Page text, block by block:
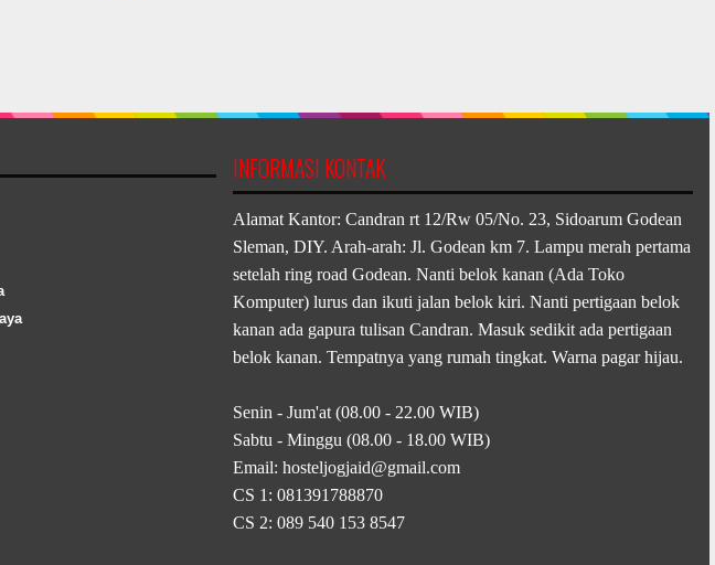
INFORMASI KONTAK
Alamat Kantor: Candran rt 12/Rw 05/No. 23, Sidoarum Godean
Sleman, DIY. Arah-arah: Jl. Godean km 7. Lampu merah pertama
setelah ring road Godean. Nanti belok kanan (Ada Toko
Komputer) lurus dan ikuti jalan belok kiri. Nanti pertigaan belok
kanan ada gapura tulisan Candran. Masuk sedikit ada pertigaan
belok kanan. Tempatnya yang rumah tingkat. Warna pagar hijau.
Senin - Jum'at (08.00 - 22.00 WIB)
Sabtu - Minggu (08.00 - 18.00 WIB)
Email: hosteljogjaid@gmail.com
CS 1: 081391788870
CS 2: 089 540 153 8547